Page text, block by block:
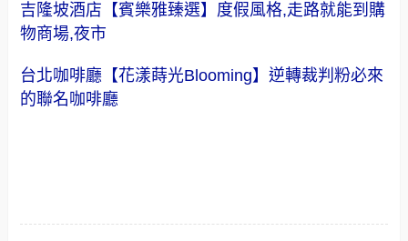
吉隆坡酒店【賓樂雅臻選】度假風格,走路就能到購
物商場,夜市
台北咖啡廳【花漾蒔光Blooming】逆轉裁判粉必來
的聯名咖啡廳